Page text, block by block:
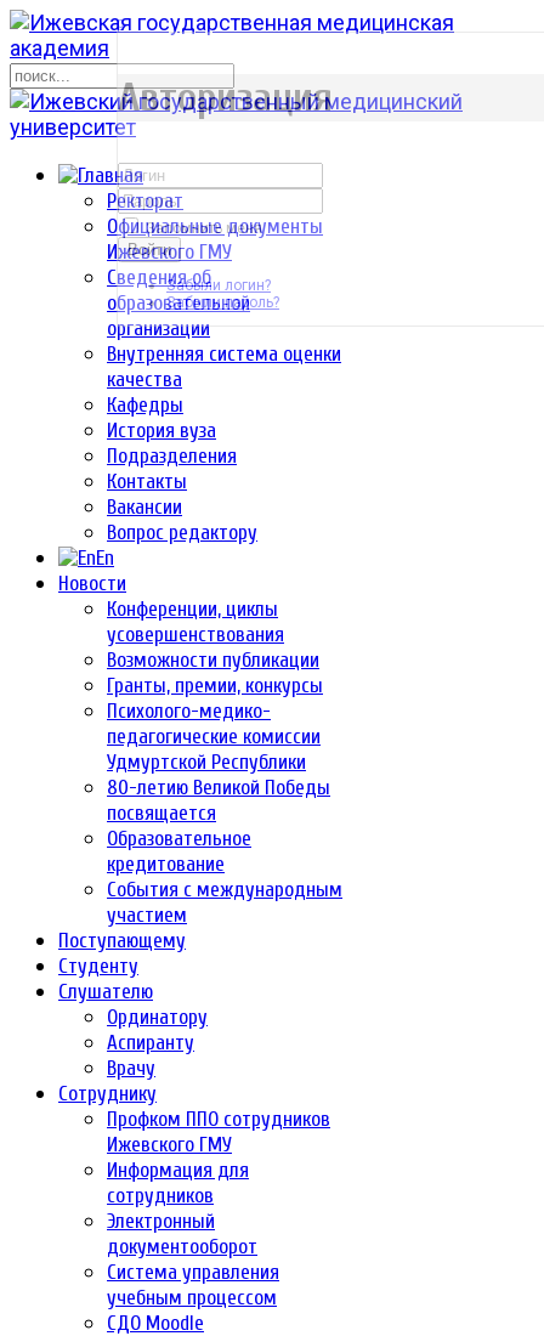
Ректорат
Официальные документы
Ижевского ГМУ
Сведения об
образовательной
организации
Внутренняя система оценки
качества
Кафедры
История вуза
Подразделения
Контакты
Вакансии
Вопрос редактору
En
Новости
Конференции, циклы
усовершенствования
Возможности публикации
Гранты, премии, конкурсы
Психолого-медико-
педагогические комиссии
Удмуртской Республики
80-летию Великой Победы
посвящается
Образовательное
кредитование
События с международным
участием
Поступающему
Студенту
Слушателю
Ординатору
Аспиранту
Врачу
Сотруднику
Профком ППО сотрудников
Ижевского ГМУ
Информация для
сотрудников
Электронный
документооборот
Система управления
учебным процессом
СДО Moodle
р
Авторизация
Запомнить меня
Войти
Забыли логин?
Забыли пароль?